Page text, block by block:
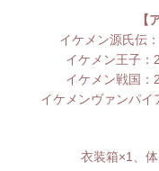
【
イケメン源氏伝
イケメン王子
イケメン戦国
イケメンヴァンパ
衣装箱×1、